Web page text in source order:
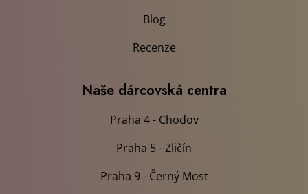
Blog
Recenze
Naše dárcovská centra
Praha 4 - Chodov
Praha 5 - Zličín
Praha 9 - Černý Most